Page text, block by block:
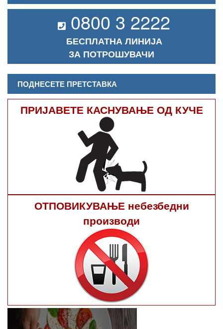
0800 3 2222
БЕСПЛАТНА ЛИНИЈА
ЗА ПОТРОШУВАЧИ
ПОДНЕСЕТЕ ПРЕТСТАВКА
ПРИЈАВЕТЕ КАСНУВАЊЕ ОД КУЧЕ
ОТПОВИКУВАЊЕ небезбедни
производи